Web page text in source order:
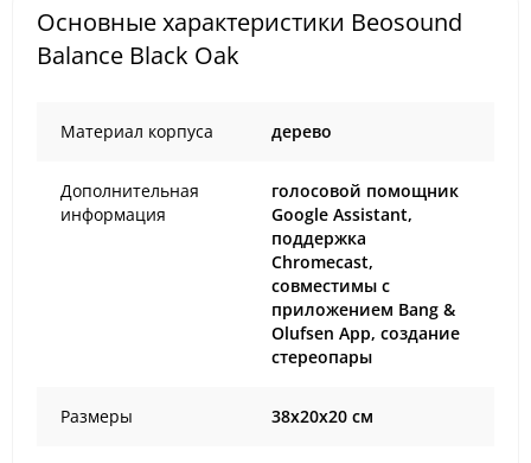
Основные характеристики Beosound
Balance Black Oak
Материал корпуса дерево
Дополнительная
информация
голосовой помощник
Google Assistant,
поддержка
Chromecast,
совместимы с
приложением Bang &
Olufsen App, создание
стереопары
Размеры 38x20x20 см